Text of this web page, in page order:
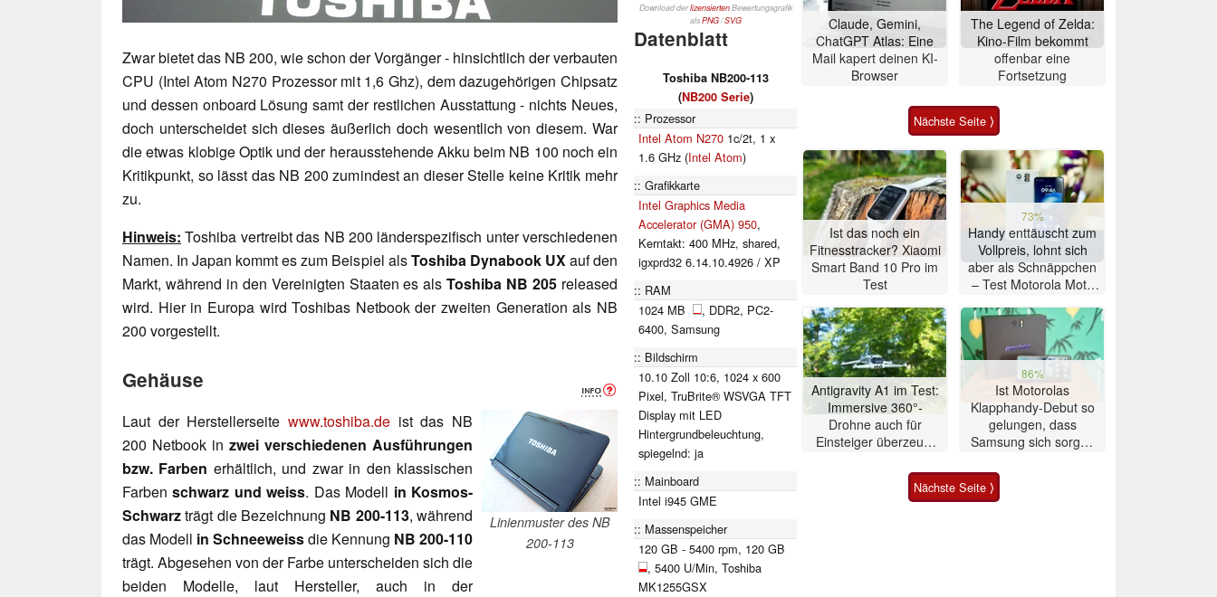
Zwar bietet das NB 200, wie schon der Vorgänger - hinsichtlich der verbauten
CPU (Intel Atom N270 Prozessor mit 1,6 Ghz), dem dazugehörigen Chipsatz
und dessen onboard Lösung samt der restlichen Ausstattung - nichts Neues,
doch unterscheidet sich dieses äußerlich doch wesentlich von diesem. War
die etwas klobige Optik und der herausstehende Akku beim NB 100 noch ein
Kritikpunkt, so lässt das NB 200 zumindest an dieser Stelle keine Kritik mehr
zu.
Hinweis: Toshiba vertreibt das NB 200 länderspezifisch unter verschiedenen
Namen. In Japan kommt es zum Beispiel alsToshiba Dynabook UXauf den
Markt, während in den Vereinigten Staaten es alsToshiba NB 205 released
wird. Hier in Europa wird Toshibas Netbook der zweiten Generation als NB
200 vorgestellt.
Gehäuse
Linienmuster des NB
200-113
Laut der Herstellerseite www.toshiba.de ist das NB
200 Netbook in zwei verschiedenen Ausführungen
bzw. Farben erhältlich, und zwar in den klassischen
Farbenschwarz und weiss. Das Modell in Kosmos-
Schwarzträgt die Bezeichnung NB 200-113, während
das Modell in Schneeweissdie Kennung NB 200-110
trägt. Abgesehen von der Farbe unterscheiden sich die
beiden Modelle, laut Hersteller, auch in der
Download derlizensiertenBewertungsgrafik
alsPNG/SVG
Datenblatt
Toshiba NB200-113
(NB200 Serie)
Prozessor
Intel Atom N270 1c/2t, 1 x
1.6 GHz (Intel Atom)
Grafikkarte
Intel Graphics Media
Accelerator (GMA) 950,
Kerntakt: 400 MHz, shared,
igxprd32 6.14.10.4926 / XP
RAM
1024 MB
, DDR2, PC2-
6400, Samsung
Bildschirm
10.10 Zoll 10:6, 1024 x 600
Pixel, TruBrite® WSVGA TFT
Display mit LED
Hintergrundbeleuchtung,
spiegelnd: ja
Mainboard
Intel i945 GME
Massenspeicher
120 GB - 5400 rpm, 120 GB
, 5400 U/Min, Toshiba
MK1255GSX
Claude, Gemini,
ChatGPT Atlas: Eine
Mail kapert deinen KI-
Browser
The Legend of Zelda:
Kino-Film bekommt
offenbar eine
Fortsetzung
Nächste Seite ⟩
Ist das noch ein
Fitnesstracker? Xiaomi
Smart Band 10 Pro im
Test
73%
Handy enttäuscht zum
Vollpreis, lohnt sich
aber als Schnäppchen
– Test Motorola Moto
Antigravity A1 im Test:
Immersive 360°-
Drohne auch für
Einsteiger überzeugt
86%
Ist Motorolas
Klapphandy-Debut so
gelungen, dass
Samsung sich sorgen
Smartphone im Test
Nächste Seite ⟩